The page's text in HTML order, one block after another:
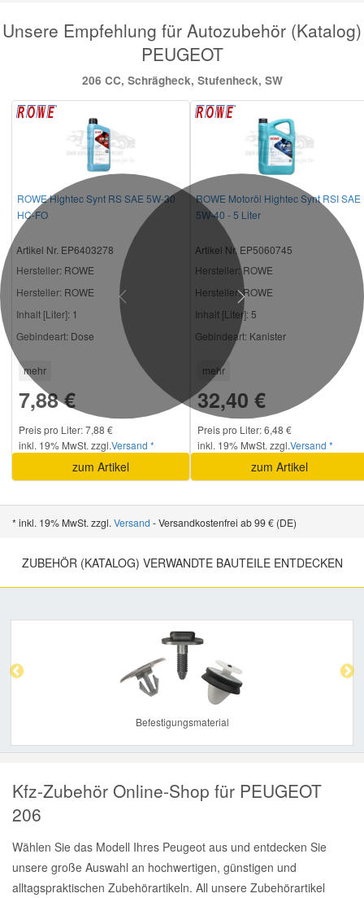
Unsere Empfehlung für Autozubehör (Katalog)
PEUGEOT
206 CC, Schrägheck, Stufenheck, SW
ROWE Hightec Synt RS SAE 5W-30
HC-FO
Artikel Nr. EP6403278
Hersteller: ROWE
Hersteller: ROWE
Inhalt [Liter]: 1
Gebindeart: Dose
mehr
7,88 €
Preis pro Liter: 7,88 €
inkl. 19% MwSt. zzgl.Versand *
zum Artikel
ROWE Motoröl Hightec Synt RSI SAE
5W-40 - 5 Liter
Artikel Nr. EP5060745
Hersteller: ROWE
Hersteller:ROWE
Inhalt [Liter]: 5
Gebindeart: Kanister
mehr
32,40 €
Preis pro Liter: 6,48 €
inkl. 19% MwSt. zzgl.Versand *
zum Artikel
Previous Next
* inkl. 19% MwSt. zzgl. Versand - Versandkostenfrei ab 99 € (DE)
ZUBEHÖR (KATALOG) VERWANDTE BAUTEILE ENTDECKEN
Befestigungsmaterial
Kfz-Zubehör Online-Shop für PEUGEOT
206
Wählen Sie das Modell Ihres Peugeot aus und entdecken Sie
unsere große Auswahl an hochwertigen, günstigen und
alltagspraktischen Zubehörartikeln. All unsere Zubehörartikel